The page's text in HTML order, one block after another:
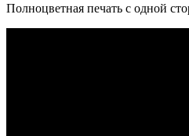
Полноцветная печать с одной